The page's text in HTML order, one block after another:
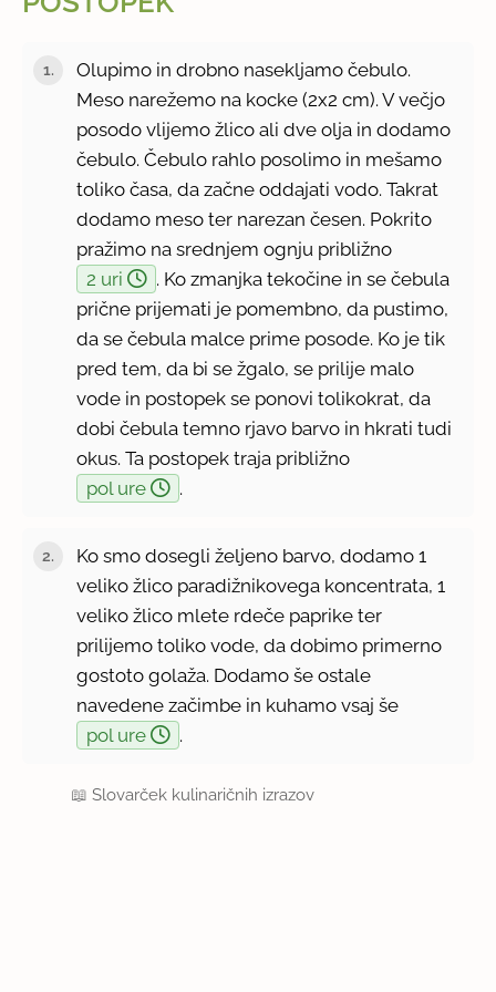
Olupimo in drobno nasekljamo čebulo.
Meso narežemo na kocke (2x2 cm). V večjo
posodo vlijemo žlico ali dve olja in dodamo
čebulo. Čebulo rahlo posolimo in mešamo
toliko časa, da začne oddajati vodo. Takrat
dodamo meso ter narezan česen. Pokrito
pražimo na srednjem ognju približno
2 uri
. Ko zmanjka tekočine in se čebula
prične prijemati je pomembno, da pustimo,
da se čebula malce prime posode. Ko je tik
pred tem, da bi se žgalo, se prilije malo
vode in postopek se ponovi tolikokrat, da
dobi čebula temno rjavo barvo in hkrati tudi
okus. Ta postopek traja približno
pol ure
.
Ko smo dosegli željeno barvo, dodamo 1
veliko žlico paradižnikovega koncentrata, 1
veliko žlico mlete rdeče paprike ter
prilijemo toliko vode, da dobimo primerno
gostoto golaža. Dodamo še ostale
navedene začimbe in kuhamo vsaj še
pol ure
.
📖Slovarček kulinaričnih izrazov